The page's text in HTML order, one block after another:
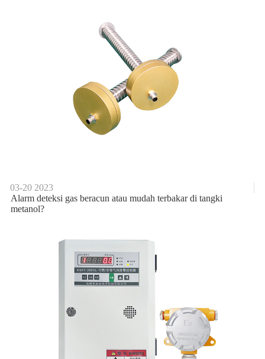
03-20 2023
Alarm deteksi gas beracun atau mudah terbakar di tangki
metanol?